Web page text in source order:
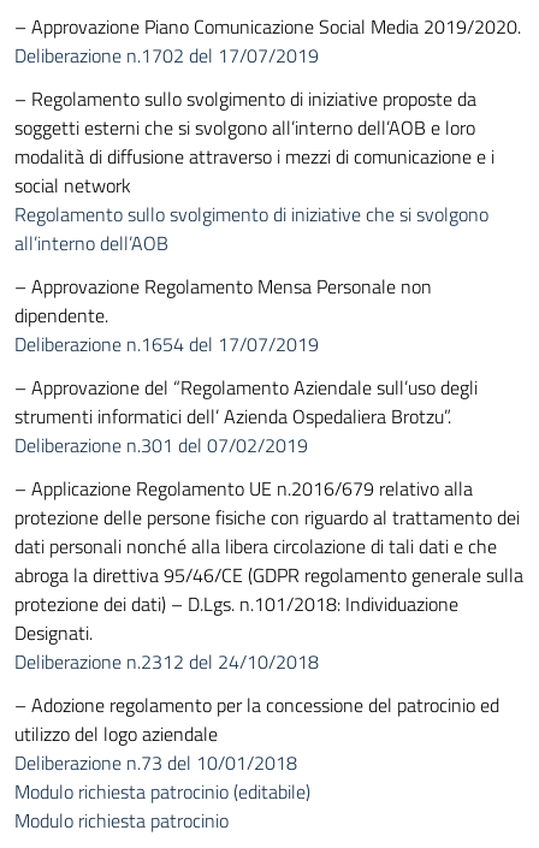
– Approvazione Piano Comunicazione Social Media 2019/2020.
Deliberazione n.1702 del 17/07/2019
– Regolamento sullo svolgimento di iniziative proposte da
soggetti esterni che si svolgono all’interno dell’AOB e loro
modalità di diffusione attraverso i mezzi di comunicazione e i
social network
Regolamento sullo svolgimento di iniziative che si svolgono
all’interno dell’AOB
– Approvazione Regolamento Mensa Personale non
dipendente.
Deliberazione n.1654 del 17/07/2019
– Approvazione del “Regolamento Aziendale sull’uso degli
strumenti informatici dell’ Azienda Ospedaliera Brotzu”.
Deliberazione n.301 del 07/02/2019
– Applicazione Regolamento UE n.2016/679 relativo alla
protezione delle persone fisiche con riguardo al trattamento dei
dati personali nonché alla libera circolazione di tali dati e che
abroga la direttiva 95/46/CE (GDPR regolamento generale sulla
protezione dei dati) – D.Lgs. n.101/2018: Individuazione
Designati.
Deliberazione n.2312 del 24/10/2018
– Adozione regolamento per la concessione del patrocinio ed
utilizzo del logo aziendale
Deliberazione n.73 del 10/01/2018
Modulo richiesta patrocinio (editabile)
Modulo richiesta patrocinio